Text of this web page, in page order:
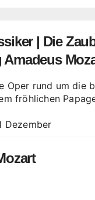
| Die
Oper rund um die
fröhlichen
Dezember